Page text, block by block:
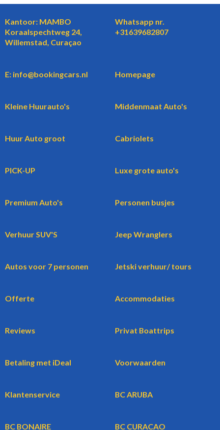
Kantoor: MAMBO
Koraalspechtweg 24,
Willemstad, Curaçao
Whatsapp nr.
+31639682807
E: info@bookingcars.nl Homepage
Kleine Huurauto's Middenmaat Auto's
Huur Auto groot Cabriolets
PICK-UP Luxe grote auto's
Premium Auto's Personen busjes
Verhuur SUV'S Jeep Wranglers
Autos voor 7 personen Jetski verhuur/ tours
Offerte Accommodaties
Reviews Privat Boattrips
Betaling met iDeal Voorwaarden
Klantenservice BC ARUBA
BC BONAIRE BC CURACAO